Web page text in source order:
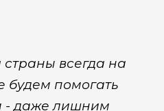
всегда на
будем помогать
- даже лишним